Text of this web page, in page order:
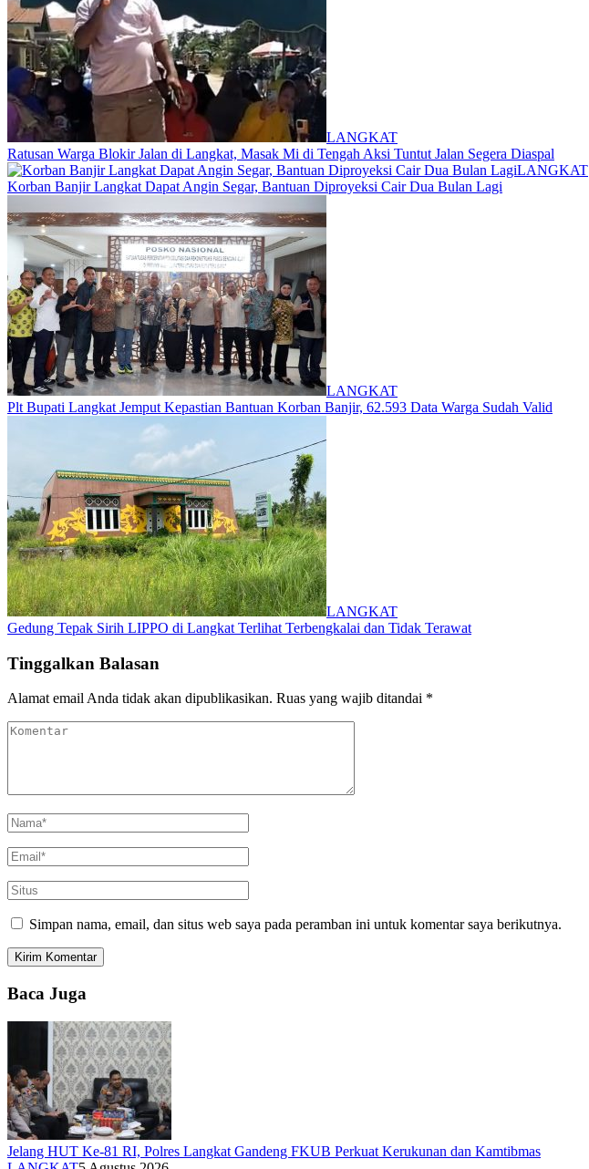
LANGKAT
Ratusan Warga Blokir Jalan di Langkat, Masak Mi di Tengah Aksi Tuntut Jalan Segera Diaspal
LANGKAT
Korban Banjir Langkat Dapat Angin Segar, Bantuan Diproyeksi Cair Dua Bulan Lagi
LANGKAT
Plt Bupati Langkat Jemput Kepastian Bantuan Korban Banjir, 62.593 Data Warga Sudah Valid
LANGKAT
Gedung Tepak Sirih LIPPO di Langkat Terlihat Terbengkalai dan Tidak Terawat
Tinggalkan Balasan
Alamat email Anda tidak akan dipublikasikan. Ruas yang wajib ditandai *
Simpan nama, email, dan situs web saya pada peramban ini untuk komentar saya berikutnya.
Baca Juga
Jelang HUT Ke-81 RI, Polres Langkat Gandeng FKUB Perkuat Kerukunan dan Kamtibmas